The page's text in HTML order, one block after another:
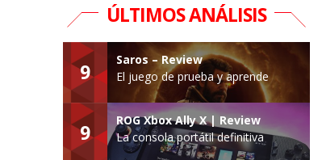
ÚLTIMOS ANÁLISIS
9
Saros – Review
El juego de prueba y aprende
9
ROG Xbox Ally X | Review
La consola portátil definitiva